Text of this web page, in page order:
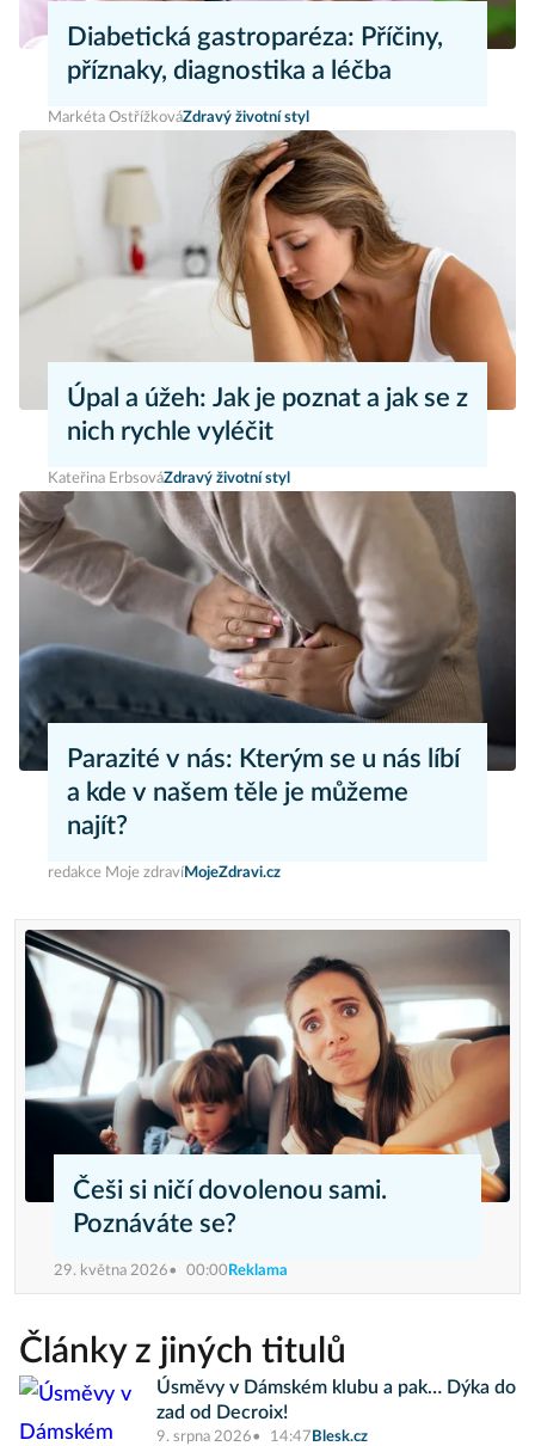
Diabetická gastroparéza: Příčiny,
příznaky, diagnostika a léčba
Markéta OstřížkováZdravý životní styl
Úpal a úžeh: Jak je poznat a jak se z
nich rychle vyléčit
Kateřina ErbsováZdravý životní styl
Parazité v nás: Kterým se u nás líbí
a kde v našem těle je můžeme
najít?
redakce Moje zdravíMojeZdravi.cz
Češi si ničí dovolenou sami.
Poznáváte se?
29. května 2026 00:00 Reklama
Články z jiných titulů
Úsměvy v Dámském klubu a pak… Dýka do
zad od Decroix!
9. srpna 2026 14:47 Blesk.cz